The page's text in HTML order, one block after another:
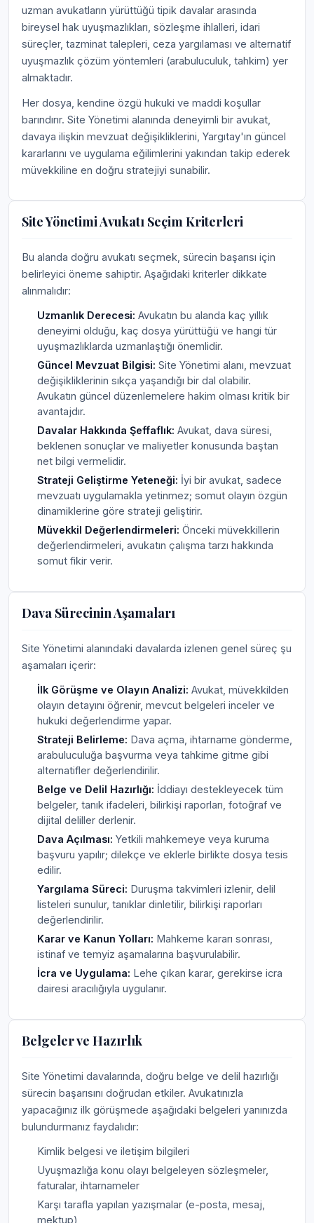
uzman avukatların yürüttüğü tipik davalar arasında
bireysel hak uyuşmazlıkları, sözleşme ihlalleri, idari
süreçler, tazminat talepleri, ceza yargılaması ve alternatif
uyuşmazlık çözüm yöntemleri (arabuluculuk, tahkim) yer
almaktadır.
Her dosya, kendine özgü hukuki ve maddi koşullar
barındırır. Site Yönetimi alanında deneyimli bir avukat,
davaya ilişkin mevzuat değişikliklerini, Yargıtay'ın güncel
kararlarını ve uygulama eğilimlerini yakından takip ederek
müvekkiline en doğru stratejiyi sunabilir.
Site Yönetimi Avukatı Seçim Kriterleri
Bu alanda doğru avukatı seçmek, sürecin başarısı için
belirleyici öneme sahiptir. Aşağıdaki kriterler dikkate
alınmalıdır:
Uzmanlık Derecesi: Avukatın bu alanda kaç yıllık
deneyimi olduğu, kaç dosya yürüttüğü ve hangi tür
uyuşmazlıklarda uzmanlaştığı önemlidir.
Güncel Mevzuat Bilgisi: Site Yönetimi alanı, mevzuat
değişikliklerinin sıkça yaşandığı bir dal olabilir.
Avukatın güncel düzenlemelere hakim olması kritik bir
avantajdır.
Davalar Hakkında Şeffaflık: Avukat, dava süresi,
beklenen sonuçlar ve maliyetler konusunda baştan
net bilgi vermelidir.
Strateji Geliştirme Yeteneği: İyi bir avukat, sadece
mevzuatı uygulamakla yetinmez; somut olayın özgün
dinamiklerine göre strateji geliştirir.
Müvekkil Değerlendirmeleri: Önceki müvekkillerin
değerlendirmeleri, avukatın çalışma tarzı hakkında
somut fikir verir.
Dava Sürecinin Aşamaları
Site Yönetimi alanındaki davalarda izlenen genel süreç şu
aşamaları içerir:
İlk Görüşme ve Olayın Analizi: Avukat, müvekkilden
olayın detayını öğrenir, mevcut belgeleri inceler ve
hukuki değerlendirme yapar.
Strateji Belirleme: Dava açma, ihtarname gönderme,
arabuluculuğa başvurma veya tahkime gitme gibi
alternatifler değerlendirilir.
Belge ve Delil Hazırlığı: İddiayı destekleyecek tüm
belgeler, tanık ifadeleri, bilirkişi raporları, fotoğraf ve
dijital deliller derlenir.
Dava Açılması: Yetkili mahkemeye veya kuruma
başvuru yapılır; dilekçe ve eklerle birlikte dosya tesis
edilir.
Yargılama Süreci: Duruşma takvimleri izlenir, delil
listeleri sunulur, tanıklar dinletilir, bilirkişi raporları
değerlendirilir.
Karar ve Kanun Yolları: Mahkeme kararı sonrası,
istinaf ve temyiz aşamalarına başvurulabilir.
İcra ve Uygulama: Lehe çıkan karar, gerekirse icra
dairesi aracılığıyla uygulanır.
Belgeler ve Hazırlık
Site Yönetimi davalarında, doğru belge ve delil hazırlığı
sürecin başarısını doğrudan etkiler. Avukatınızla
yapacağınız ilk görüşmede aşağıdaki belgeleri yanınızda
bulundurmanız faydalıdır:
Kimlik belgesi ve iletişim bilgileri
Uyuşmazlığa konu olayı belgeleyen sözleşmeler,
faturalar, ihtarnameler
Karşı tarafla yapılan yazışmalar (e-posta, mesaj,
mektup)